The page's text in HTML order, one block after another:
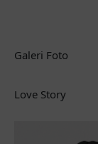
Galeri Foto
Love Story